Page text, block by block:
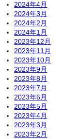
2024年4月
2024年3月
2024年2月
2024年1月
2023年12月
2023年11月
2023年10月
2023年9月
2023年8月
2023年7月
2023年6月
2023年5月
2023年4月
2023年3月
2023年2月